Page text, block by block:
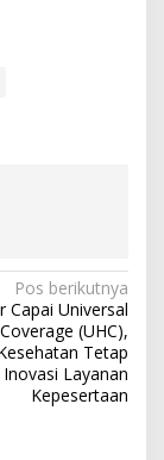
Pos berikutnya
Capai Universal
(UHC),
Tetap
Layanan
Kepesertaan